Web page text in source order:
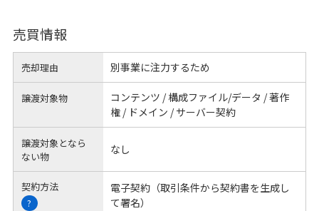
売買情報
売却理由 別事業に注力するため
譲渡対象物
コンテンツ / 構成ファイル/データ / 著作
権 / ドメイン / サーバー契約
譲渡対象となら
ない物
なし
契約方法
?
電子契約（取引条件から契約書を生成し
て署名）